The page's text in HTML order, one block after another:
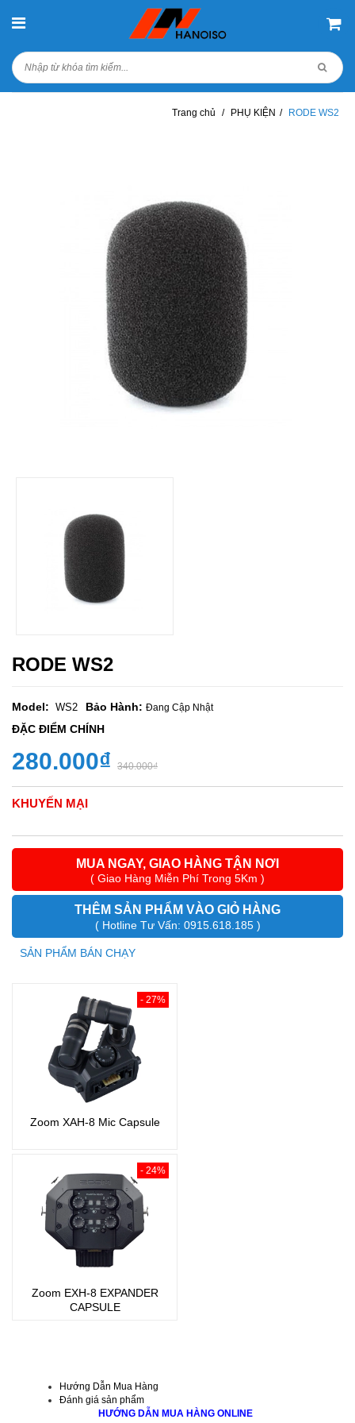
Trang chủ / PHỤ KIỆN / RODE WS2
RODE WS2
Model: WS2 Bảo Hành: Đang Cập Nhật
ĐẶC ĐIỂM CHÍNH
280.000₫ 340.000₫
KHUYẾN MẠI
MUA NGAY, GIAO HÀNG TẬN NƠI
( Giao Hàng Miễn Phí Trong 5Km )
THÊM SẢN PHẨM VÀO GIỎ HÀNG
( Hotline Tư Vấn: 0915.618.185 )
SẢN PHẨM BÁN CHẠY
- 27%
Zoom XAH-8 Mic Capsule
- 24%
Zoom EXH-8 EXPANDER
CAPSULE
Hướng Dẫn Mua Hàng
Đánh giá sản phẩm
HƯỚNG DẪN MUA HÀNG ONLINE